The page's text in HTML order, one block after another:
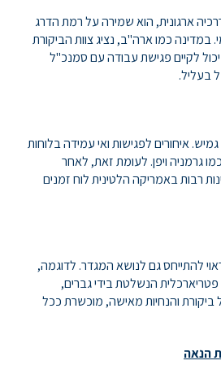
ארגונית, הוא שמירה על רמת הדרג
כמו ארה"ב, נציג צוות הביקורת
לקיים פגישת עבודה עם סמנכ"ל
בעליל.
איחורים לפגישות ואי עמידה בלוחות
גרמניה ויפן. לעומת זאת, לאחר
רבות באמריקה הלטינית לוח זמנים
להתייחס גם לנושא המגדר. לדוגמה,
פטריארכלית הנשלטת בידי גברים,
והנחיות מאישה, מוכשרת ככל
הנאה